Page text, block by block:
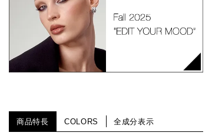
003C 005C 006C
商品特長 COLORS 全成分表示